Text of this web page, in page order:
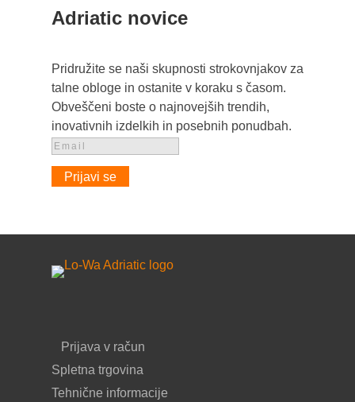
Adriatic novice
Pridružite se naši skupnosti strokovnjakov za
talne obloge in ostanite v koraku s časom.
Obveščeni boste o najnovejših trendih,
inovativnih izdelkih in posebnih ponudbah.
Prijavi se
Prijava v račun
Spletna trgovina
Tehnične informacije